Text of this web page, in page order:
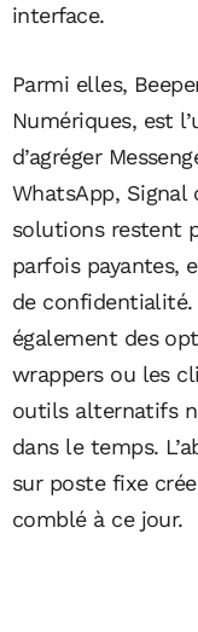
interface.
Parmi elles,
Numériques, est
d’agréger
WhatsApp, Signal
solutions restent
parfois payantes,
de confidentialité.
également des
wrappers ou les
outils alternatifs
dans le temps.
sur poste fixe
comblé à ce jour.